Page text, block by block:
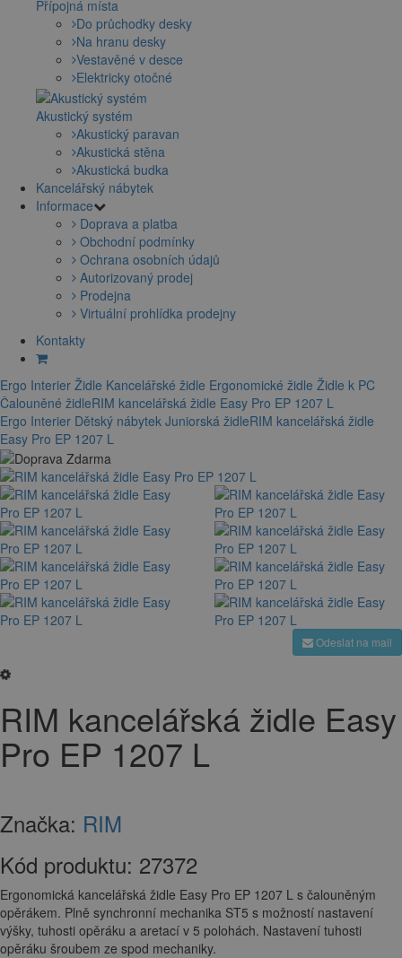
Přípojná místa
Do průchodky desky
Na hranu desky
Vestavěné v desce
Elektricky otočné
Akustický systém
Akustický paravan
Akustická stěna
Akustická budka
Kancelářský nábytek
Informace
Doprava a platba
Obchodní podmínky
Ochrana osobních údajů
Autorizovaný prodej
Prodejna
Virtuální prohlídka prodejny
Kontakty
Ergo Interier Židle Kancelářské židle Ergonomické židle Židle k PC
Čalouněné židleRIM kancelářská židle Easy Pro EP 1207 L
Ergo Interier Dětský nábytek Juniorská židleRIM kancelářská židle
Easy Pro EP 1207 L
Odeslat na mail
RIM kancelářská židle Easy
Pro EP 1207 L
Značka: RIM
Kód produktu: 27372
Ergonomická kancelářská židle Easy Pro EP 1207 L s čalouněným
opěrákem. Plně synchronní mechanika ST5 s možností nastavení
výšky, tuhosti opěráku a aretací v 5 polohách. Nastavení tuhosti
opěráku šroubem ze spod mechaniky.